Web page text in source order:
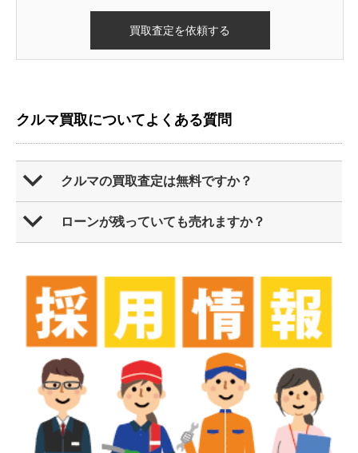
クルマ買取についてよくある質問
b クルマの買取査定は無料ですか？
b ローンが残っていても売れますか？